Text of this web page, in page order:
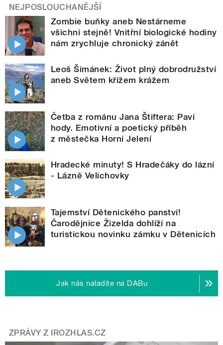
NEJPOSLOUCHANĚJŠÍ
Zombie buňky aneb Nestárneme
všichni stejně! Vnitřní biologické hodiny
nám zrychluje chronický zánět
Leoš Šimánek: Život plný dobrodružství
aneb Světem křížem krážem
Četba z románu Jana Štiftera: Paví
hody. Emotivní a poetický příběh
z městečka Horní Jelení
Hradecké minuty! S Hradečáky do lázní
- Lázně Velichovky
Tajemství Dětenického panství!
Čarodějnice Žizelda dohlíží na
turistickou novinku zámku v Dětenicích
Jak nás naladíte na DABu
ZPRÁVY Z IROZHLAS.CZ